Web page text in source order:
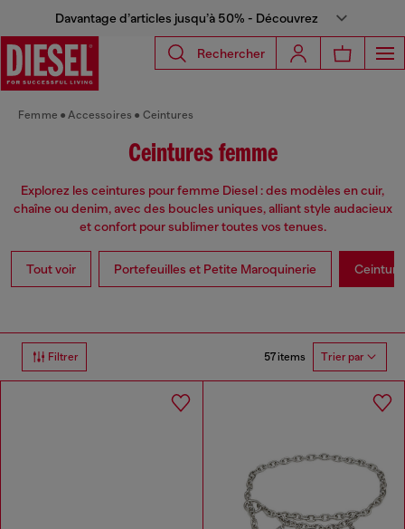
Davantage d’articles jusqu’à 50% - Découvrez
Rechercher
Femme Accessoires Ceintures
Ceintures femme
Explorez les ceintures pour femme Diesel : des modèles en cuir,
chaîne ou denim, avec des boucles uniques, alliant style audacieux
et confort pour sublimer toutes vos tenues.
Tout voir Portefeuilles et Petite Maroquinerie
Filtrer 57 items Trier par